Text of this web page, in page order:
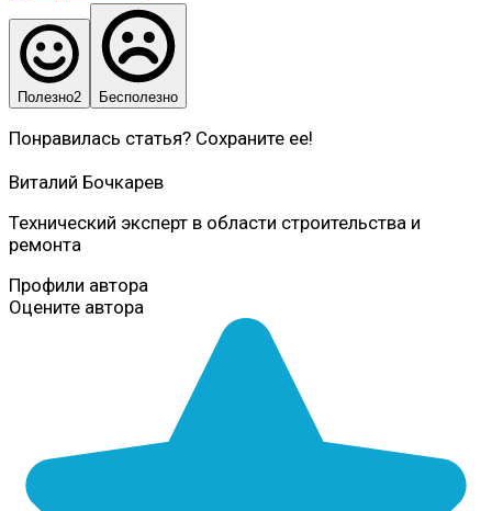
Полезно2 Бесполезно
Понравилась статья? Сохраните ее!
Виталий Бочкарев
Технический эксперт в области строительства и
ремонта
Профили автора
Оцените автора